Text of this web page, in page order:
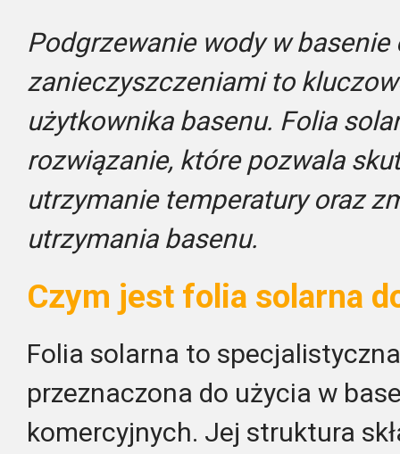
Podgrzewanie wody w
zanieczyszczeniami to
użytkownika basenu. Folia
rozwiązanie, które pozwala
utrzymanie temperatury oraz
utrzymania basenu.
Czym jest folia solarna
Folia solarna to
przeznaczona do użycia w
komercyjnych. Jej struktura